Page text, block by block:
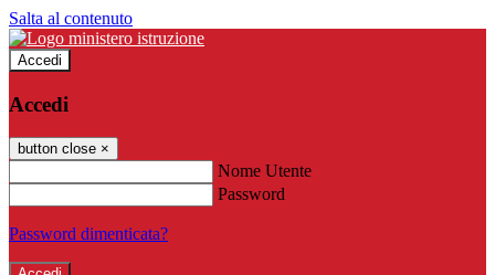
Salta al contenuto
Accedi
Accedi
button close ×
Nome Utente
Password
Password dimenticata?